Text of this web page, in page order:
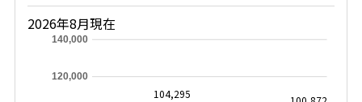
2026年8月現在
120,000
140,000
104,295